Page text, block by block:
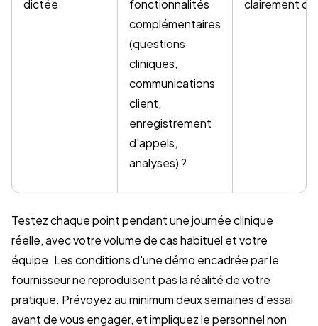
dictée
fonctionnalités
complémentaires
(questions
cliniques,
communications
client,
enregistrement
d'appels,
analyses) ?
clairement
Testez chaque point pendant une journée clinique
réelle, avec votre volume de cas habituel et votre
équipe. Les conditions d'une démo encadrée par le
fournisseur ne reproduisent pas la réalité de votre
pratique. Prévoyez au minimum deux semaines d'essai
avant de vous engager, et impliquez le personnel non